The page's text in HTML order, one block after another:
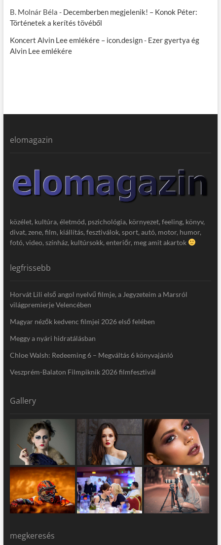
B. Molnár Béla - Decemberben megjelenik! – Konok Péter:
Történetek a kerítés tövéből
Koncert Alvin Lee emlékére – icon.design- Ezer gyertya ég
Alvin Lee emlékére
elomagazin
közélet, kultúra, életmód, pszichológia, környezet, feeling, könyv,
divat, zene, film, kiállítás, fesztiválok, sport, autó, motor, humor,
fotó, video, színház, kultúrsokk, enteriőr, meg amit akartok
legfrissebb
Horvát Lili első angol nyelvű filmje, a Jegyzeteim a Marsról
világpremierje Velencében
Magyar nézők kedvenc filmjei 2026 első felében
Meggy a nyári hidratálásban
Chloe Walsh: Redeeming 6 – Megváltás 6 könyvajánló
Veszprém-Balaton Filmpiknik 2026 filmfesztivál
Gallery
megkeresés